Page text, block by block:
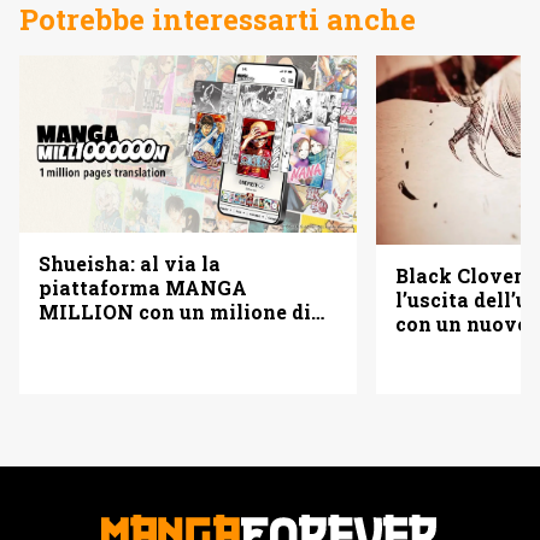
Potrebbe interessarti anche
Shueisha: al via la
piattaforma MANGA
MILLION con un milione di
Black Clover
l’uscita
con un nuovo